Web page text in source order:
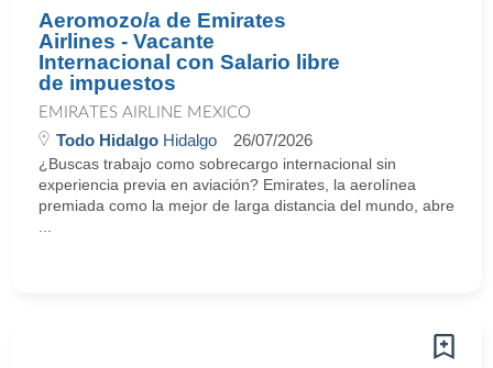
Aeromozo/a de Emirates
Airlines - Vacante
Internacional con Salario libre
de impuestos
EMIRATES AIRLINE MEXICO
Todo Hidalgo Hidalgo 26/07/2026
¿Buscas trabajo como sobrecargo internacional sin
experiencia previa en aviación? Emirates, la aerolínea
premiada como la mejor de larga distancia del mundo, abre